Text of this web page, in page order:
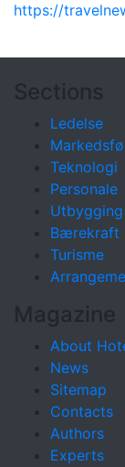
https://
Sections
Ledelse
Teknologi
Personale
Utbygging
Bærekraft
Turisme
Magazine
About
News
Sitemap
Contacts
Authors
Experts